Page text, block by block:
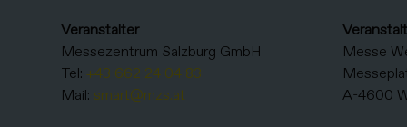
Veranstalter
Messezentrum Salzburg GmbH
Tel:+43 662 24 04 83
Mail: smart@mzs.at
Messe
A-4600